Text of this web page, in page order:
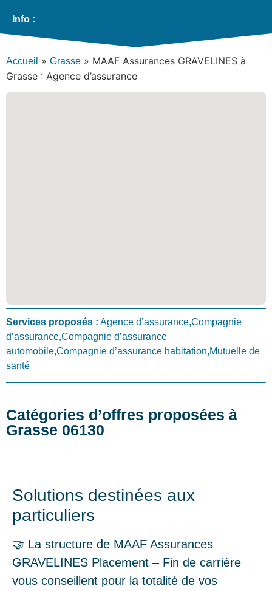
Info :
Accueil » Grasse » MAAF Assurances GRAVELINES à
Grasse : Agence d’assurance
Services proposés : Agence d’assurance,Compagnie
d’assurance,Compagnie d’assurance
automobile,Compagnie d’assurance habitation,Mutuelle de
santé
Catégories d’offres proposées à
Grasse 06130
Solutions destinées aux
particuliers
🤝 La structure de MAAF Assurances
GRAVELINES Placement – Fin de carrière
vous conseillent pour la totalité de vos